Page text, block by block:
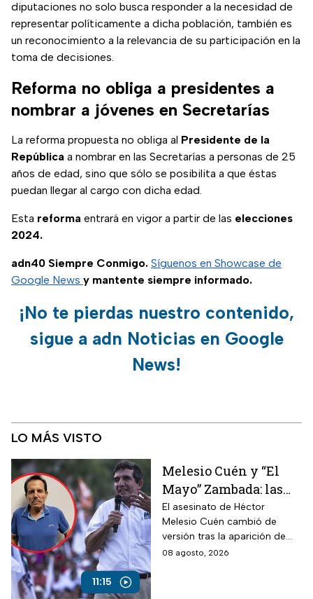
diputaciones no solo busca responder a la necesidad de
representar políticamente a dicha población, también es
un reconocimiento a la relevancia de su participación en la
toma de decisiones.
Reforma no obliga a presidentes a
nombrar a jóvenes en Secretarías
La reforma propuesta no obliga al Presidente de la
República a nombrar en las Secretarías a personas de 25
años de edad, sino que sólo se posibilita a que éstas
puedan llegar al cargo con dicha edad.
Esta reforma entrará en vigor a partir de las elecciones
2024.
adn40 Siempre Conmigo. Síguenos en Showcase de
Google News y mantente siempre informado.
¡No te pierdas nuestro contenido,
sigue a adn Noticias en Google
News!
LO MÁS VISTO
11:15
Melesio Cuén y “El
Mayo” Zambada: las
claves de un
asesinato rodeado de
contradicciones
El asesinato de Héctor
Melesio Cuén cambió de
versión tras la aparición de
nuevas pruebas. ¿Qué ocurrió
08 agosto, 2026